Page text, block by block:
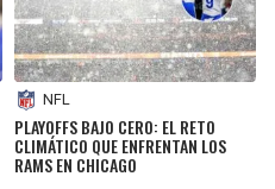
NFL
PLAYOFFS BAJO CERO: EL RETO
CLIMÁTICO QUE ENFRENTAN LOS
RAMS EN CHICAGO